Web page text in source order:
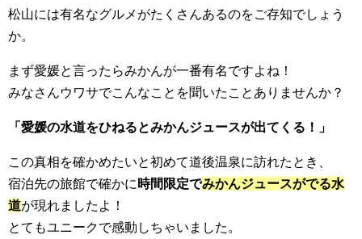
松山には有名なグルメがたくさんあるのをご存知でしょう
か。
まず愛媛と言ったらみかんが一番有名ですよね！
みなさんウワサでこんなことを聞いたことありませんか？
「愛媛の水道をひねるとみかんジュースが出てくる！」
この真相を確かめたいと初めて道後温泉に訪れたとき、
宿泊先の旅館で確かに 時間限定でみかんジュースがでる水
道が現れましたよ！
とてもユニークで感動しちゃいました。